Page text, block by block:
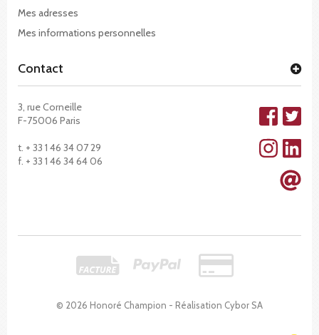
© 2026 Honoré Champion - Réalisation Cybor SA
Mes adresses
Mes informations personnelles
Contact
3, rue Corneille
F-75006 Paris
t. + 33 1 46 34 07 29
f. + 33 1 46 34 64 06